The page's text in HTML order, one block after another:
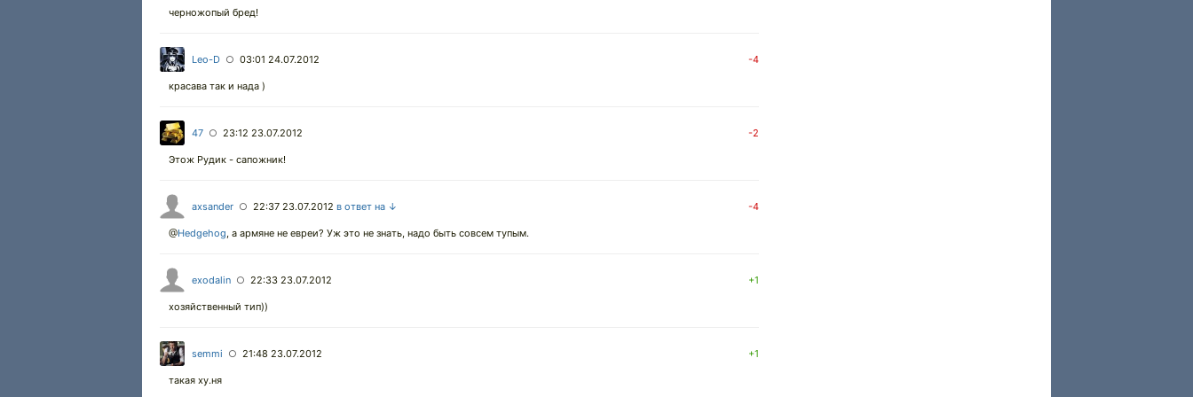
черножопый бред!
Leo-D ○ 03:01 24.07.2012 -4
красава так и нада )
47 ○ 23:12 23.07.2012 -2
Этож Рудик - сапожник!
axsander ○ 22:37 23.07.2012 в ответ на ↓ -4
@Hedgehog, а армяне не евреи? Уж это не знать, надо быть совсем тупым.
exodalin ○ 22:33 23.07.2012 +1
хозяйственный тип))
semmi ○ 21:48 23.07.2012 +1
такая ху.ня